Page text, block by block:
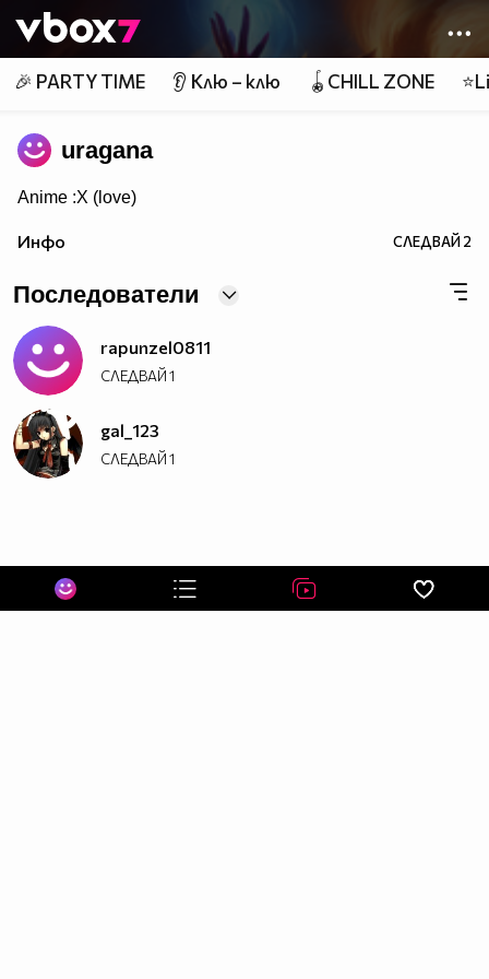
👾
🎉 PARTY TIME 👂 Клю – клю 🪀CHILL ZONE
uragana
Anime :X (love)
Инфо СЛЕДВАЙ2
Последователи
rapunzel0811
СЛЕДВАЙ1
gal_123
СЛЕДВАЙ1